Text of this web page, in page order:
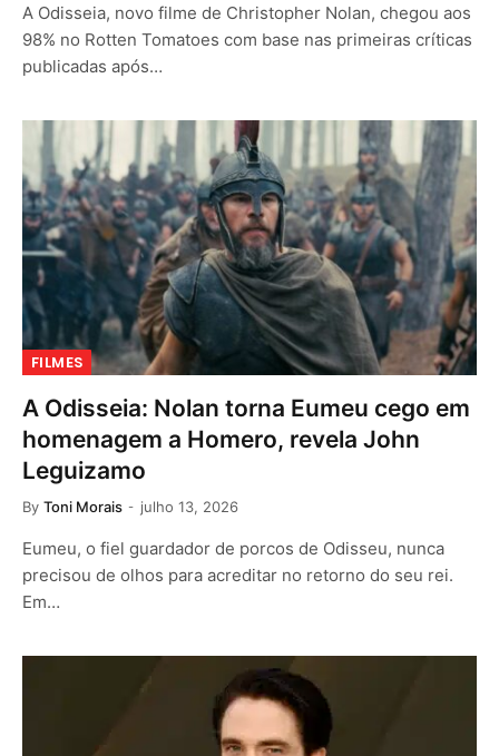
A Odisseia, novo filme de Christopher Nolan, chegou aos
98% no Rotten Tomatoes com base nas primeiras críticas
publicadas após…
FILMES
A Odisseia: Nolan torna Eumeu cego em
homenagem a Homero, revela John
Leguizamo
By Toni Morais julho 13, 2026
Eumeu, o fiel guardador de porcos de Odisseu, nunca
precisou de olhos para acreditar no retorno do seu rei.
Em…